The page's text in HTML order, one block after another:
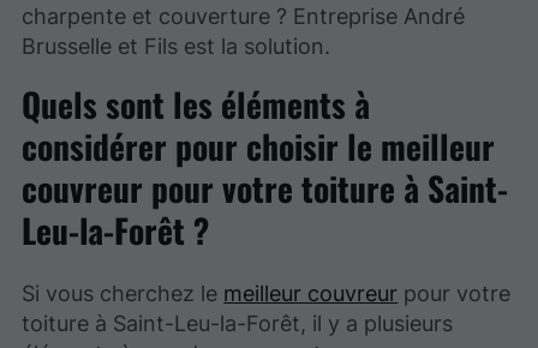
charpente et couverture ? Entreprise André
Brusselle et Fils est la solution.
Quels sont les éléments à
considérer pour choisir le meilleur
couvreur pour votre toiture à Saint-
Leu-la-Forêt ?
Si vous cherchez le meilleur couvreur pour votre
toiture à Saint-Leu-la-Forêt, il y a plusieurs